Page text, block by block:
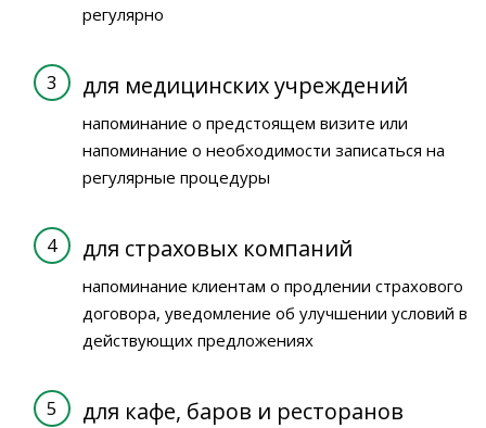
регулярно
для медицинских учреждений
напоминание о предстоящем визите или
напоминание о необходимости записаться на
регулярные процедуры
для страховых компаний
напоминание клиентам о продлении страхового
договора, уведомление об улучшении условий в
действующих предложениях
для кафе, баров и ресторанов